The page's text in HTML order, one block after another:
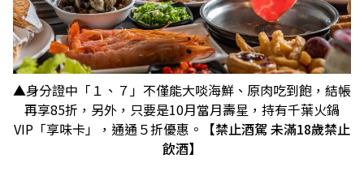
▲身分證中「１、７」不僅能大啖海鮮、原肉吃到飽，結帳
再享85折，另外，只要是10月當月壽星，持有千葉火鍋
VIP「享味卡」，通通５折優惠。
【禁止酒駕 未滿18歲禁止
飲酒】